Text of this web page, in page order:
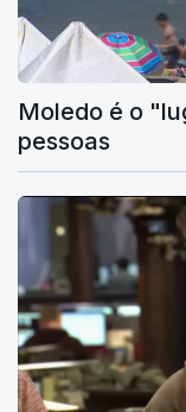
Moledo é o
pessoas